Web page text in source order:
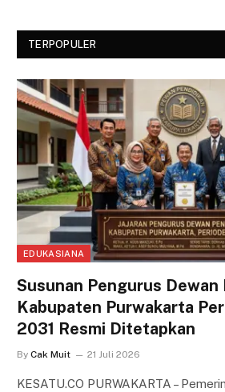
TERPOPULER
EDUKASIANA
Susunan Pengurus Dewan
Kabupaten Purwakarta
2031 Resmi Ditetapkan
By Cak Muit 21 Juli 2026
KESATU.CO PURWAKARTA –